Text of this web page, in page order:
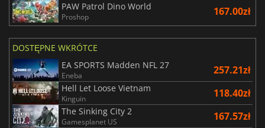
PAW Patrol Dino World
Proshop 167.00zł
DOSTĘPNE WKRÓTCE
EA SPORTS Madden NFL 27
Eneba 257.21zł
Hell Let Loose Vietnam
Kinguin 118.40zł
The Sinking City 2
Gamesplanet US 167.57zł